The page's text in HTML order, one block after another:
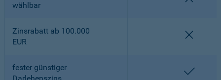
wählbar
Zinsrabatt ab 100.000
EUR
fester günstiger